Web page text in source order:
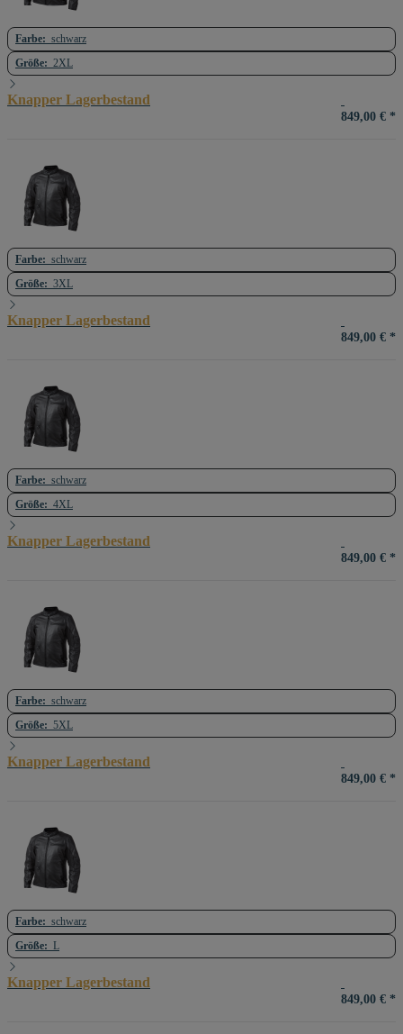
Farbe: schwarz
Größe: 2XL
Knapper Lagerbestand
849,00 € *
Farbe: schwarz
Größe: 3XL
Knapper Lagerbestand
849,00 € *
Farbe: schwarz
Größe: 4XL
Knapper Lagerbestand
849,00 € *
Farbe: schwarz
Größe: 5XL
Knapper Lagerbestand
849,00 € *
Farbe: schwarz
Größe: L
Knapper Lagerbestand
849,00 € *